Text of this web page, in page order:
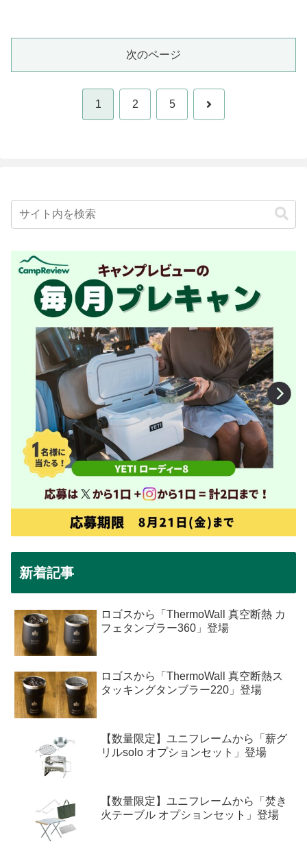
次のページ
1 2 5 次
新着記事
ロゴスから「ThermoWall 真空断熱 カ
フェタンブラー360」登場
ロゴスから「ThermoWall 真空断熱ス
タッキングタンブラー220」登場
【数量限定】ユニフレームから「薪グ
リルsolo オプションセット」登場
【数量限定】ユニフレームから「焚き
火テーブル オプションセット」登場